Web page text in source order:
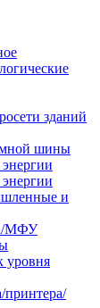
зданий
шины
и
МФУ
уровня
принтера/